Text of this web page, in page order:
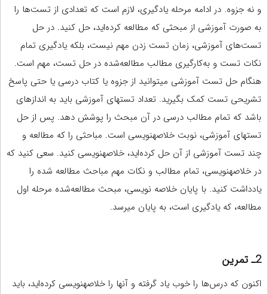
و نه جزوه. در ادامه‏ مرحله‌ یادگیری، لازم است که تعدادی از تست‌ها را
به صورت آموزشی از مبحثی که مطالعه کرده‌اید، حل کنید. در حل
تست‌های آموزشی، زمان تست زدن مهم نیست، بلکه یادگیری تمام
نکات تست و به‌کارگیری مطالب مطالعه‌شده در حل تست، مهم است.
هنگام حل تست آموزشی می‏توانید از جزوه یا کتاب درسی یا حتی پاسخ
تشریحی تست کمک بگیرید. تعداد تست‏های آموزشی باید به اندازه‏ای
باشد که تمام مطالب درسی در آن مبحث را پوشش دهد. پس از حل
تست‏های آموزشی، نوبت خلاصه‏نویسی است. مباحثی را که مطالعه و
چند تست آموزشی از آن حل کرده‌اید، خلاصه‏نویسی کنید. سعی کنید که
در خلاصه‏نویسی، تمام مطالب و نکات مهم مباحث مطالعه شده را
یادداشت کنید. با پایان خلاصه ‏نویسی، مبحث مطالعه‌شده‏ مرحله‏ اول
مطالعه، که یادگیری است، به پایان می‏رسد.
2ـ تمرین
اکنون که درس‌ها را خوب یاد گرفته و آنها را خلاصه‏نویسی کرده‌اید، باید